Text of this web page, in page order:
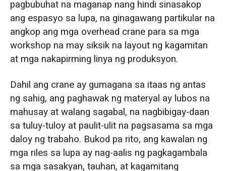
pagbubuhat na maganap nang hindi sinasakop
ang espasyo sa lupa, na ginagawang partikular na
angkop ang mga overhead crane para sa mga
workshop na may siksik na layout ng kagamitan
at mga nakapirming linya ng produksyon.
Dahil ang crane ay gumagana sa itaas ng antas
ng sahig, ang paghawak ng materyal ay lubos na
mahusay at walang sagabal, na nagbibigay-daan
sa tuluy-tuloy at paulit-ulit na pagsasama sa mga
daloy ng trabaho. Bukod pa rito, ang kawalan ng
mga riles sa lupa ay nag-aalis ng pagkagambala
sa mga sasakyan, tauhan, at kagamitang